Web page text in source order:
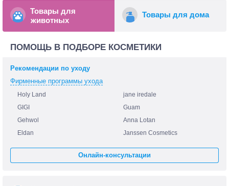
Товары для
животных
Товары для дома
ПОМОЩЬ В ПОДБОРЕ КОСМЕТИКИ
Рекомендации по уходу
Фирменные программы ухода
Holy Land
jane iredale
GIGI
Guam
Gehwol
Anna Lotan
Eldan
Janssen Cosmetics
Онлайн-консультации